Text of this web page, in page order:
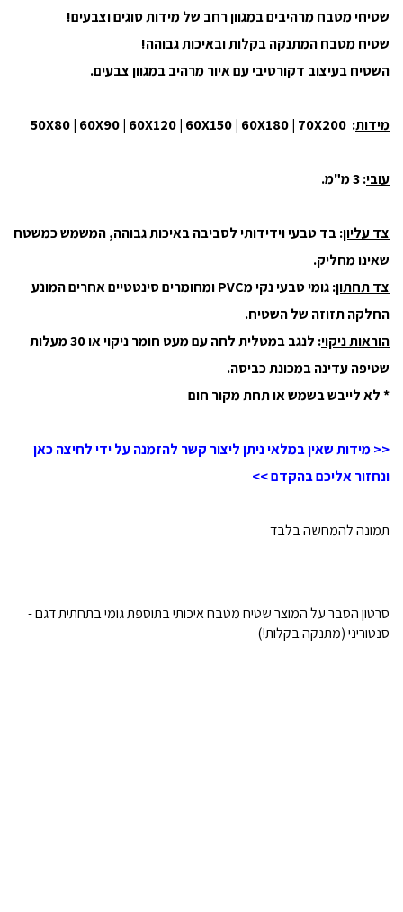
שטיחי מטבח מרהיבים במגוון רחב של מידות סוגים וצבעים!
שטיח מטבח המתנקה בקלות ובאיכות גבוהה!
השטיח בעיצוב דקורטיבי עם איור מרהיב במגוון צבעים.
מידות: 50X80 | 60X90 | 60X120 | 60X150 | 60X180 | 70X200
עובי: 3 מ"מ.
צד עליון: בד טבעי וידידותי לסביבה באיכות גבוהה, המשמש כמשטח
שאינו מחליק.
צד תחתון
: גומי טבעי נקי מPVC ומחומרים סינטטיים אחרים המונע
החלקה תזוזה של השטיח.
הוראות ניקוי
: לנגב במטלית לחה עם מעט חומר ניקוי או 30 מעלות
שטיפה עדינה במכונת כביסה.
* לא לייבש בשמש או תחת מקור חום
<< מידות שאין במלאי ניתן ליצור קשר להזמנה על ידי לחיצה כאן
ונחזור אליכם בהקדם >>
תמונה להמחשה בלבד
סרטון הסבר על המוצר שטיח מטבח איכותי בתוספת גומי בתחתית דגם -
סנטוריני (מתנקה בקלות!)